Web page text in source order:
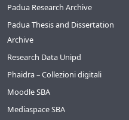
Padua Research Archive
Padua Thesis and Dissertation
Archive
Research Data Unipd
Phaidra – Collezioni digitali
Moodle SBA
Mediaspace SBA